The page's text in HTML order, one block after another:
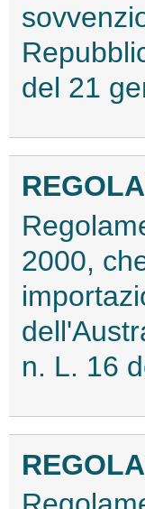
del 21
2000,
n. L. 16